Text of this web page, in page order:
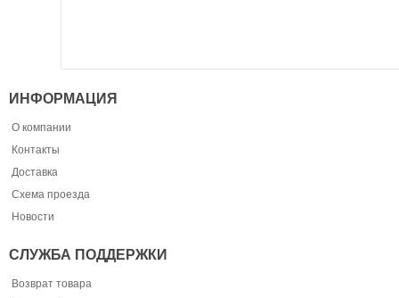
ИНФОРМАЦИЯ
О компании
Контакты
Доставка
Схема проезда
Новости
СЛУЖБА ПОДДЕРЖКИ
Возврат товара